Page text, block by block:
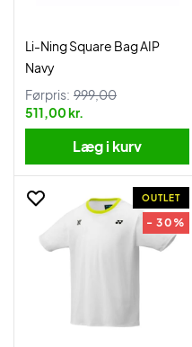
Li-Ning Square Bag AIP
Navy
Førpris: 999,00
511,00 kr.
Læg i kurv
OUTLET
- 30%